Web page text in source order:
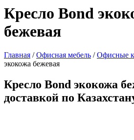
Кресло Bond
бежевая
Главная /Офисная мебель /Офисные
экокожа бежевая
Кресло Bond экокожа
доставкой по